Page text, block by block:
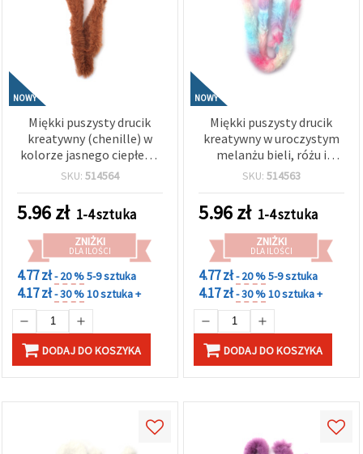
NOWY
Miękki puszysty drucik
kreatywny (chenille) w
kolorze jasnego ciepłego
brązu, 20 mm × 1 m – do
artystycznych
SKU: 514564
5.96zł 1-4 sztuka
ZNIŻKI
DLA ILOŚCI
4.77 zł- 20 %5-9 sztuka
4.17 zł- 30 %10 sztuka +
DODAJ DO KOSZYKA
NOWY
Miękki puszysty drucik
kreatywny w uroczystym
melanżu bieli, różu i
jasnego błękitu, 20 mm ×
prac plastycznych,
dekoracji i projektów DIY
(mix)
SKU: 514563
5.96zł 1-4 sztuka
ZNIŻKI
DLA ILOŚCI
4.77 zł- 20 %5-9 sztuka
4.17 zł- 30 %10 sztuka +
DODAJ DO KOSZYKA